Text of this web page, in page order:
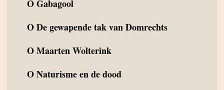
OGabagool
ODe gewapende tak van Domrechts
OMaarten Wolterink
ONaturisme en de dood